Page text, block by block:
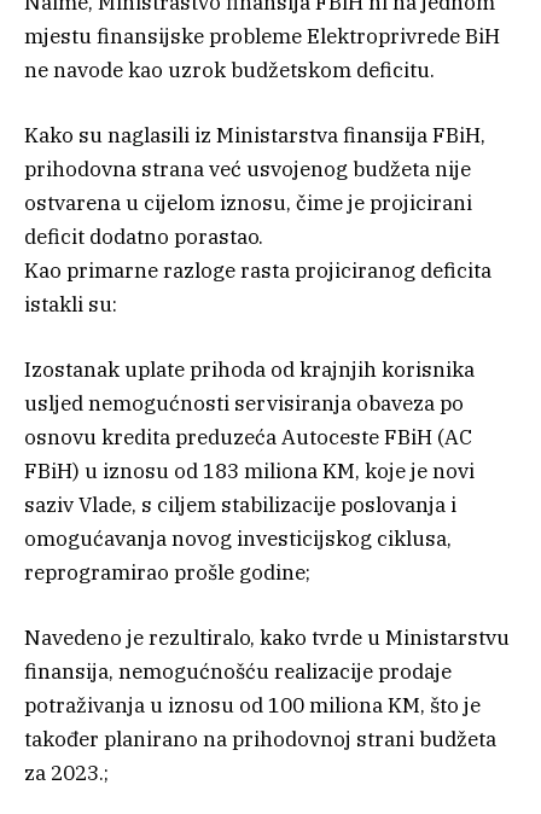
mjestu finansijske probleme Elektroprivrede BiH
ne navode kao uzrok budžetskom deficitu.
Kako su naglasili iz Ministarstva finansija FBiH,
prihodovna strana već usvojenog budžeta nije
ostvarena u cijelom iznosu, čime je projicirani
deficit dodatno porastao.
Kao primarne razloge rasta projiciranog deficita
istakli su:
Izostanak uplate prihoda od krajnjih korisnika
usljed nemogućnosti servisiranja obaveza po
osnovu kredita preduzeća Autoceste FBiH (AC
FBiH) u iznosu od 183 miliona KM, koje je novi
saziv Vlade, s ciljem stabilizacije poslovanja i
omogućavanja novog investicijskog ciklusa,
reprogramirao prošle godine;
Navedeno je rezultiralo, kako tvrde u Ministarstvu
finansija, nemogućnošću realizacije prodaje
potraživanja u iznosu od 100 miliona KM, što je
također planirano na prihodovnoj strani budžeta
za 2023.;